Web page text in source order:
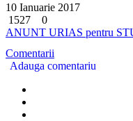
10 Ianuarie 2017
1527
0
ANUNT URIAS pentru
Comentarii
Adauga comentariu